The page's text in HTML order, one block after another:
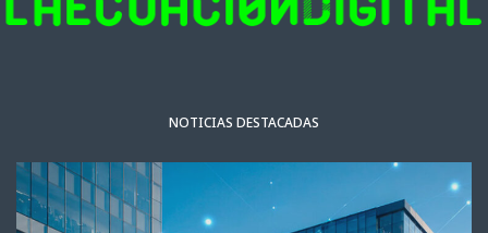
NOTICIAS DESTACADAS